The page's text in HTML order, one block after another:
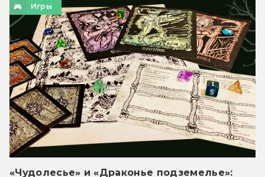
Игры
«Чудолесье» и «Драконье подземелье»: